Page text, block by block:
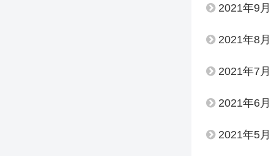
2021年9月
2021年8月
2021年7月
2021年6月
2021年5月